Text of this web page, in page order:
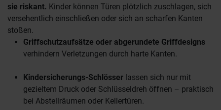
sie riskant. Kinder können Türen plötzlich zuschlagen, sich
versehentlich einschließen oder sich an scharfen Kanten
stoßen.
Griffschutzaufsätze oder abgerundete Griffdesigns
verhindern Verletzungen durch harte Kanten.
Kindersicherungs-Schlösser lassen sich nur mit
gezieltem Druck oder Schlüsseldreh öffnen – praktisch
bei Abstellräumen oder Kellertüren.